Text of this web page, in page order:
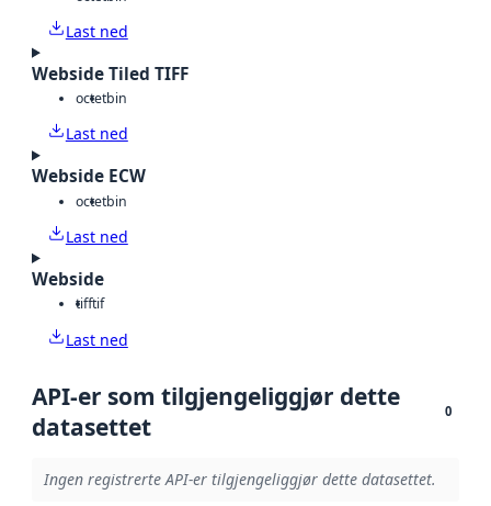
Last ned
Webside Tiled TIFF
octetbin
Last ned
Webside ECW
octetbin
Last ned
Webside
tifftif
Last ned
API-er som tilgjengeliggjør dette
datasettet
0
Ingen registrerte API-er tilgjengeliggjør dette datasettet.